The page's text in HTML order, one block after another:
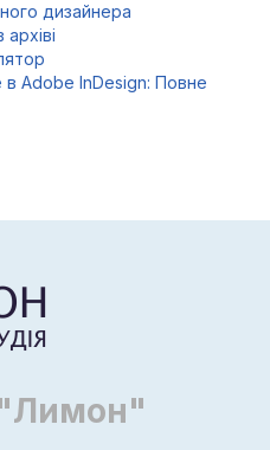
дизайнера
в Adobe InDesign: Повне
"Лимон"